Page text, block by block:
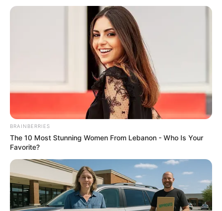
สีมงคลประจำวัน วันศุกร์ ที่
24 กุมภาพันธ์ 2566
สีมงคลประจำวันศุกร์ ที่ 24 กุมภาพันธ์ 2566
Home/สีมงคล/ สีมงคลประจำวัน วันศุกร์ ที่ 24 กุมภาพันธ์ 2566
สีมงคล|
23 ก.พ. 2023
แบ่งปัน
สีเสื้อมงคลประจำวัน
BRAINBERRIES
The 10 Most Stunning Women From Lebanon - Who Is Your
Favorite?